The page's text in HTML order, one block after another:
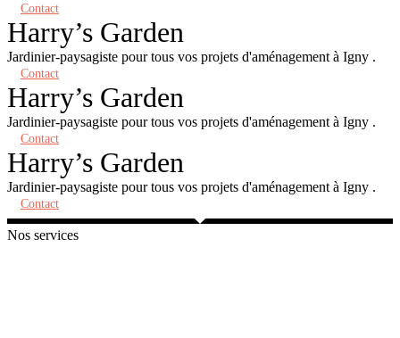
Contact
Harry’s Garden
Jardinier-paysagiste pour tous vos projets d'aménagement à Igny .
Contact
Harry’s Garden
Jardinier-paysagiste pour tous vos projets d'aménagement à Igny .
Contact
Harry’s Garden
Jardinier-paysagiste pour tous vos projets d'aménagement à Igny .
Contact
Nos services